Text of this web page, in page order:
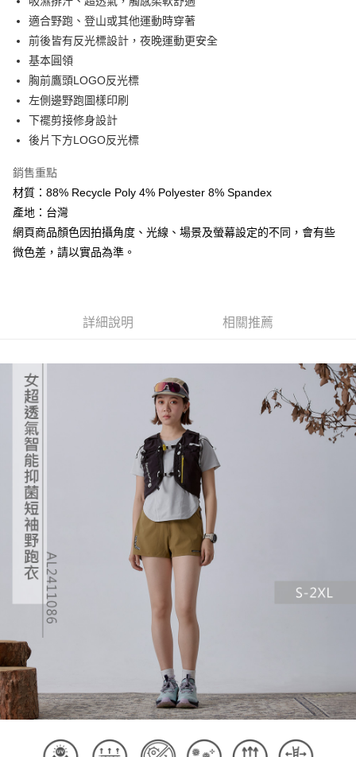
大哥付你分期
相關說明
【大哥付你分期使用說明】
1.本服務由台灣大哥大提供，台灣大哥大用戶可立即使用無須另外申請。
2.付款方式選擇「大哥付你分期」，訂單成立後會自動跳轉到大哥付的交易
流程，驗證手機門號後，選擇欲分期的期數、繳款截止日，確認付款後即完
3.實際核准額度、可分期數及費用金額請依後續交易確認頁面所載為準。
4.訂單成立30分鐘內，如未前往確認交易或遇審核未通過，訂單將自動取
法說明評估內容。
1.分期款項不併入電信帳單，「大哥付你分期」於每月結算日後寄送繳費提
醒簡訊。
2.透過簡訊連結打開帳單後，可選擇「超商條碼／台灣大直營門市／銀行轉
帳／街口支付／iPASS MONEY」等通路繳費。
2.基於同意付款使用「大哥付你分期」之契約關係目的，商店將以您的個人
AFTEE先享後付
相關說明
【關於「AFTEE先享後付」】
AFTEE先享後付是「在收到商品之後才付款」的支付方式。 讓您購物簡單
便利好安心！
１．簡單：不需註冊會員、不需綁卡、不需儲值。
３．安心：先確認商品／服務後，再付款。
１．於結帳方式選擇「AFTEE先享後付」後，將跳轉至「AFTEE先享後付」
結帳頁面，進行簡訊認證並確認金額後，即可完成結帳。
２．訂單成立數日內，您將收到繳費通知簡訊。
３．收到繳費通知簡訊後14天內，點擊此簡訊中的連結，可透過四大超商／
後付繳納相關費用。
客戶支援中心」https://netprotections.freshdesk.com/support/home
【注意事項】
１．透過由恩沛科技股份有限公司提供之「AFTEE先享後付」服務完成之交
易，需依本服務之必要範圍內提供個人資料，並將交易相關給付款項請求債
權轉讓予恩沛科技股份有限公司。
２．關於個人資料處理事宜，請瀏覽以下網址：
https://aftee.tw/terms/#terms3
３．未成年的使用者請事先徵得法定代理人或監護人之同意方可使用
「AFTEE先享後付」，若未經同意申辦者引起之損失，本公司不負相關責
任。
４．使用「AFTEE先享後付」時，將依據個別帳號之用戶狀況，依本公司即
時審查核予不同之上限額度；若仍有額度不足之情形，本公司將視審查結果
請求用戶進行身份認證。
５．嚴禁一人註冊多個帳號或使用他人資訊註冊。若發現惡意使用之情形，
恩沛科技股份有限公司將有權停止該用戶之使用額度並採取法律行動。
ATM付款
貨到付款
全家取貨付款
每筆NT$60，滿NT$499(含以上)免運費
7-11取貨付款
付款後門市自取
免運費
貨到付款
每筆NT$130，滿NT$3,000(含以上)免運費
適合野跑、登山或其他運動時穿著
前後皆有反光標設計，夜晚運動更安全
基本圓領
胸前鷹頭LOGO反光標
左側邊野跑圖樣印刷
下襬剪接修身設計
後片下方LOGO反光標
銷售重點
材質：88% Recycle Poly 4% Polyester 8% Spandex
產地：台灣
網頁商品顏色因拍攝角度、光線、場景及螢幕設定的不同，會有些
微色差，請以實品為準。
詳細說明 相關推薦